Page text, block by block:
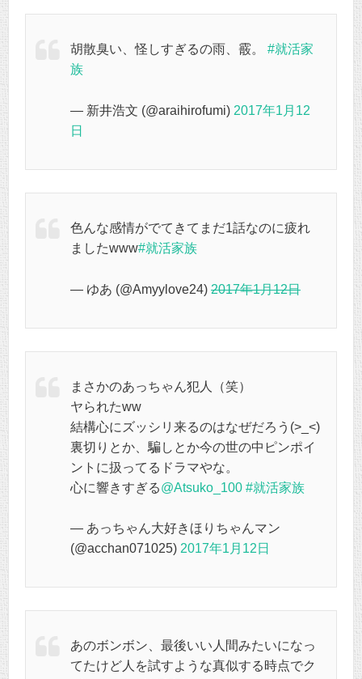
胡散臭い、怪しすぎるの雨、霰。 #就活家
族
— 新井浩文 (@araihirofumi) 2017年1月12
日
色んな感情がでてきてまだ1話なのに疲れ
ましたwww#就活家族
— ゆあ (@Amyylove24) 2017年1月12日
まさかのあっちゃん犯人（笑）
ヤられたww
結構心にズッシリ来るのはなぜだろう(>_<)
裏切りとか、騙しとか今の世の中ピンポイ
ントに扱ってるドラマやな。
心に響きすぎる@Atsuko_100 #就活家族
— あっちゃん大好きほりちゃんマン
(@acchan071025) 2017年1月12日
あのボンボン、最後いい人間みたいになっ
てたけど人を試すような真似する時点でク